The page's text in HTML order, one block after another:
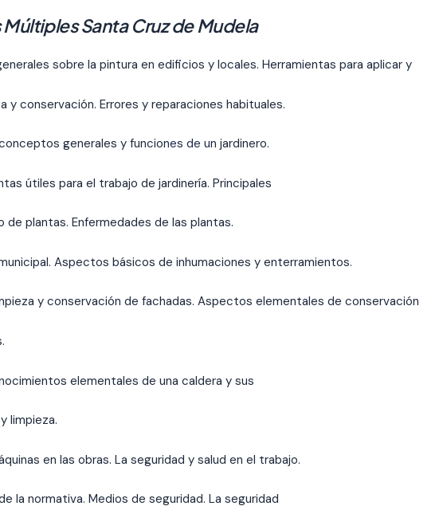
Santa Cruz de Mudela
sobre la pintura en edificios y locales. Herramientas para aplicar y
y conservación. Errores y reparaciones habituales.
generales y funciones de un jardinero.
útiles para el trabajo de jardinería. Principales
de plantas. Enfermedades de las plantas.
Aspectos básicos de inhumaciones y enterramientos.
y conservación de fachadas. Aspectos elementales de conservación
elementales de una caldera y sus
limpieza.
en las obras. La seguridad y salud en el trabajo.
la normativa. Medios de seguridad. La seguridad